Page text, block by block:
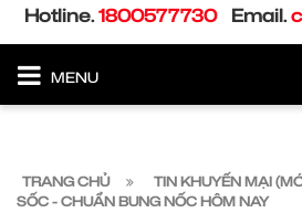
Hotline.1800577730 Email.
MENU
TRANG CHỦ TIN KHUYẾN MẠI
SỐC - CHUẨN BUNG NỐC HÔM NAY